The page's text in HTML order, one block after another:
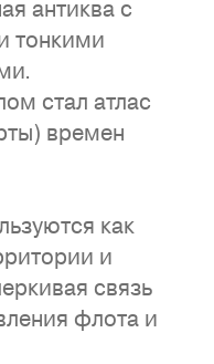
антиква с
тонкими
стал атлас
времен
как
и
связь
флота и